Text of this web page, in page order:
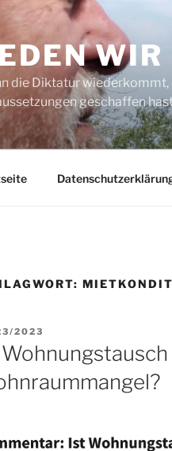
WIR
die Diktatur wiederkommt,
geschaffen
2023